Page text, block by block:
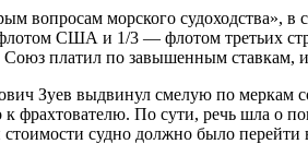
морского судоходства», в
США и 1/3 — флотом третьих
платил по завышенным ставкам,
Зуев выдвинул смелую по меркам
фрахтователю. По сути, речь шла о
судно должно было